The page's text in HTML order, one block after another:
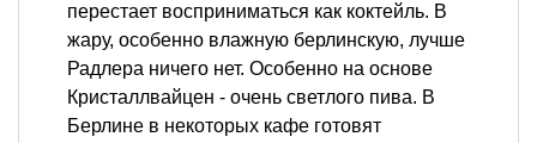
перестает восприниматься как коктейль. В
жару, особенно влажную берлинскую, лучше
Радлера ничего нет. Особенно на основе
Кристаллвайцен - очень светлого пива. В
Берлине в некоторых кафе готовят